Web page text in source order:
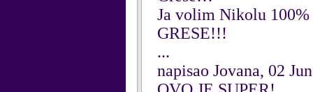
Ja volim Nikolu 100%
GRESE!!!
...
napisao Jovana, 02